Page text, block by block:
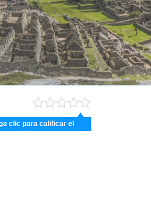
clic para calificar el